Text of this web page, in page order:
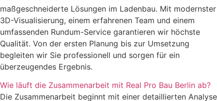
maßgeschneiderte Lösungen im Ladenbau. Mit modernster
3D-Visualisierung, einem erfahrenen Team und einem
umfassenden Rundum-Service garantieren wir höchste
Qualität. Von der ersten Planung bis zur Umsetzung
begleiten wir Sie professionell und sorgen für ein
überzeugendes Ergebnis.
Wie läuft die Zusammenarbeit mit Real Pro Bau Berlin ab?
Die Zusammenarbeit beginnt mit einer detaillierten Analyse